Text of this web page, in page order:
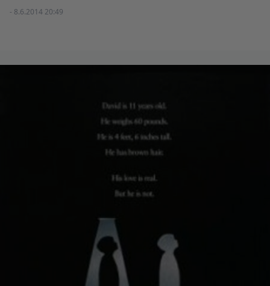
- 8.6.2014 20:49